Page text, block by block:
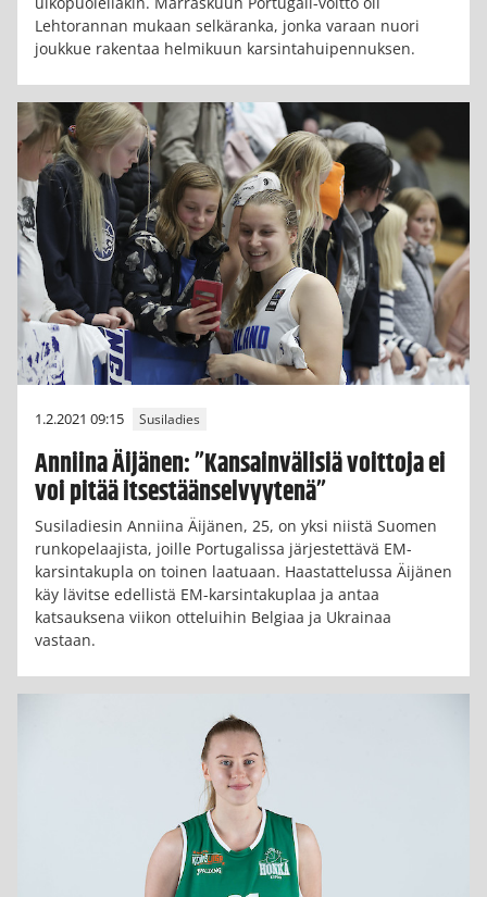
Lehtorannan mukaan selkäranka, jonka varaan nuori
joukkue rakentaa helmikuun karsintahuipennuksen.
1.2.2021 09:15 Susiladies
Anniina Äijänen: ”Kansainvälisiä voittoja ei
voi pitää itsestäänselvyytenä”
Susiladiesin Anniina Äijänen, 25, on yksi niistä Suomen
runkopelaajista, joille Portugalissa järjestettävä EM-
karsintakupla on toinen laatuaan. Haastattelussa Äijänen
käy lävitse edellistä EM-karsintakuplaa ja antaa
katsauksena viikon otteluihin Belgiaa ja Ukrainaa
vastaan.